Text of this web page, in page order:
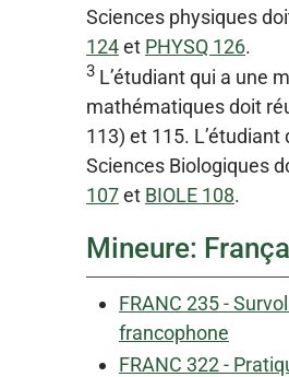
Sciences physiques
124et PHYSQ 126.
3 L’étudiant qui a une
mathématiques doit
113) et 115.
Sciences Biologiques
107et BIOLE 108.
Mineure:
FRANC 235 -
francophone
FRANC 322 -